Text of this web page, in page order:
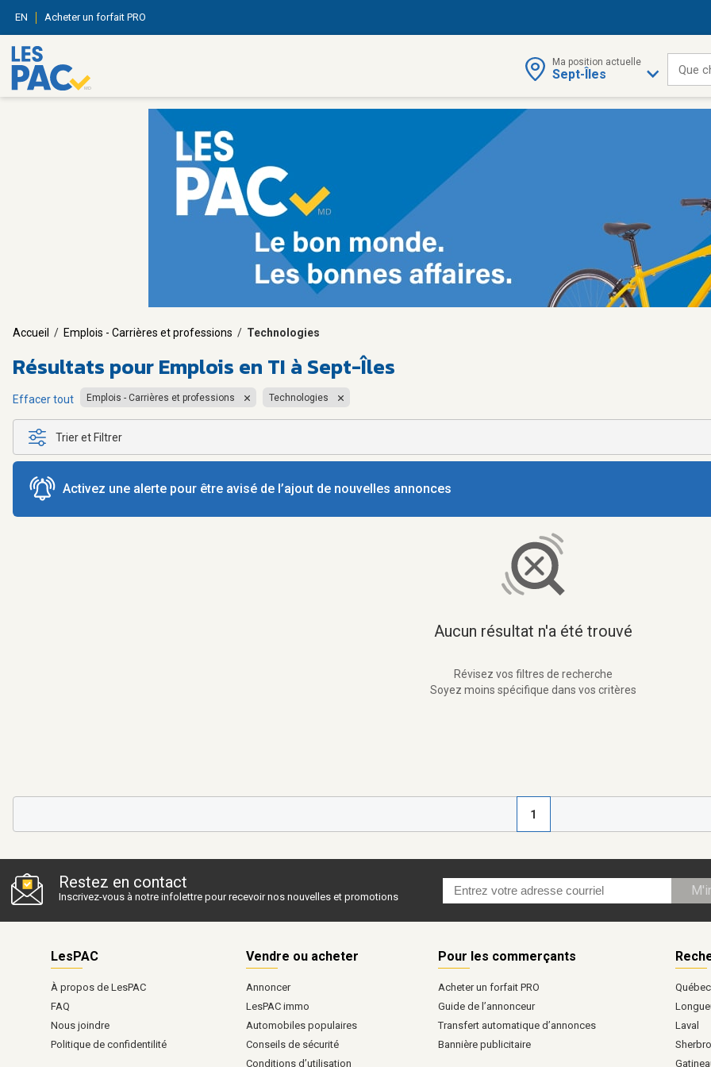
EN Acheter un forfait PRO
Ma position actuelle
Sept-Îles Que
Accueil / Emplois - Carrières et professions / Technologies
Résultats pourEmplois en TI à Sept-Îles
Effacer tout Emplois - Carrières et professions Technologies
Trier et Filtrer
Activez une alerte pour être avisé de l’ajout de nouvelles annonces
Aucun résultat n'a été trouvé
Révisez vos filtres de recherche
Soyez moins spécifique dans vos critères
1
Restez en contact
Inscrivez-vous à notre infolettre pour recevoir nos nouvelles et promotions
LesPAC
À propos de LesPAC
FAQ
Nous joindre
Politique de confidentilité
Vendre ou acheter
Annoncer
LesPAC immo
Automobiles populaires
Conseils de sécurité
Conditions d’utilisation
Pour les commerçants
Acheter un forfait PRO
Guide de l’annonceur
Transfert automatique d’annonces
Bannière publicitaire
Québec
Laval